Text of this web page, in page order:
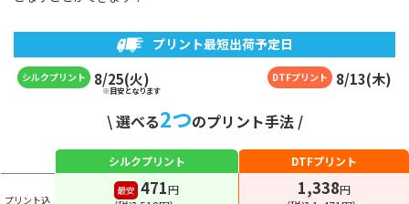
プリント最短出荷予定日
シルクプリント 8/25(火) DTFプリント 8/13(木)
※目安となります
\ 選べる2つのプリント手法 /
シルクプリント DTFプリント
プリント込
最安 471円
1,338円